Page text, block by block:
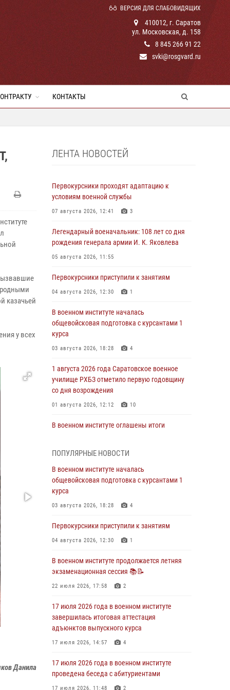
ВЕРСИЯ ДЛЯ СЛАБОВИДЯЩИХ
410012, г. Саратов
ул. Московская, д. 158
8 845 266 91 22
svki@rosgvard.ru
КОНТАКТЫ
казачьей
у всех
Данила
ЛЕНТА НОВОСТЕЙ
Первокурсники проходят адаптацию к
условиям военной службы
07 августа 2026, 12:41 3
Легендарный военачальник: 108 лет со дня
рождения генерала армии И. К. Яковлева
05 августа 2026, 11:55
Первокурсники приступили к занятиям
04 августа 2026, 12:30 1
В военном институте началась
общевойсковая подготовка с курсантами 1
курса
03 августа 2026, 18:28 4
1 августа 2026 года Саратовское военное
училище РХБЗ отметило первую годовщину
со дня возрождения
01 августа 2026, 12:12 10
В военном институте оглашены итоги
31 июля 2026, 12:08 5
29 июля 2026 года в военном институте
состоялась церемония приведения
военнослужащих к Военной присяге
29 июля 2026, 06:45 2
29 июля 2026 года курсанты военного
института успешно сдали экзамен по
29 июля 2026, 06:41 6
28 июля 2026 года в военном институте
молебен
28 июля 2026, 13:39 7
В военном институте завершается летняя
28 июля 2026, 10:41 1
ПОПУЛЯРНЫЕ НОВОСТИ
В военном институте началась
общевойсковая подготовка с курсантами 1
курса
03 августа 2026, 18:28 4
Первокурсники приступили к занятиям
04 августа 2026, 12:30 1
В военном институте продолжается летняя
экзаменационная сессия 📚📝
22 июля 2026, 17:58 2
17 июля 2026 года в военном институте
завершилась итоговая аттестация
адъюнктов выпускного курса
17 июля 2026, 14:57 4
17 июля 2026 года в военном институте
проведена беседа с абитуриентами
17 июля 2026, 11:48 2